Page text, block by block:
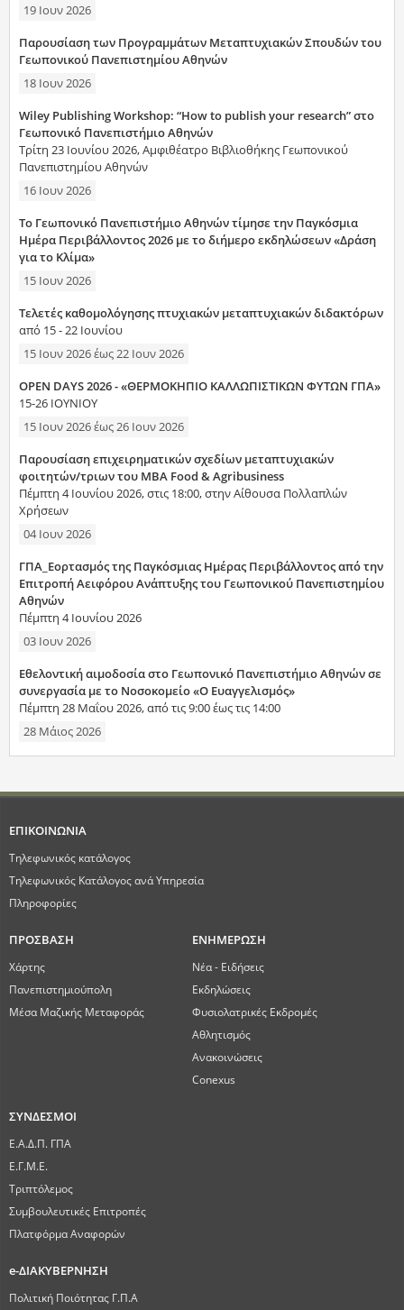
19 Ιουν 2026
Παρουσίαση των Προγραμμάτων Μεταπτυχιακών Σπουδών του
Γεωπονικού Πανεπιστημίου Αθηνών
18 Ιουν 2026
Wiley Publishing Workshop: “How to publish your research” στο
Γεωπονικό Πανεπιστήμιο Αθηνών
Τρίτη 23 Ιουνίου 2026, Αμφιθέατρο Βιβλιοθήκης Γεωπονικού
Πανεπιστημίου Αθηνών
16 Ιουν 2026
Το Γεωπονικό Πανεπιστήμιο Αθηνών τίμησε την Παγκόσμια
Ημέρα Περιβάλλοντος 2026 με το διήμερο εκδηλώσεων «Δράση
για το Κλίμα»
15 Ιουν 2026
Τελετές καθομολόγησης πτυχιακών μεταπτυχιακών διδακτόρων
από 15 - 22 Ιουνίου
15 Ιουν 2026έως22 Ιουν 2026
OPEN DAYS 2026 - «ΘΕΡΜΟΚΗΠΙΟ ΚΑΛΛΩΠΙΣΤΙΚΩΝ ΦΥΤΩΝ ΓΠΑ»
15-26 ΙΟΥΝΙΟΥ
15 Ιουν 2026έως26 Ιουν 2026
Παρουσίαση επιχειρηματικών σχεδίων μεταπτυχιακών
φοιτητών/τριων του MBA Food & Agribusiness
Πέμπτη 4 Ιουνίου 2026, στις 18:00, στην Αίθουσα Πολλαπλών
Χρήσεων
04 Ιουν 2026
ΓΠΑ_Εορτασμός της Παγκόσμιας Ημέρας Περιβάλλοντος από την
Επιτροπή Αειφόρου Ανάπτυξης του Γεωπονικού Πανεπιστημίου
Αθηνών
Πέμπτη 4 Ιουνίου 2026
03 Ιουν 2026
Εθελοντική αιμοδοσία στο Γεωπονικό Πανεπιστήμιο Αθηνών σε
συνεργασία με το Νοσοκομείο «Ο Ευαγγελισμός»
Πέμπτη 28 Μαΐου 2026, από τις 9:00 έως τις 14:00
28 Μάιος 2026
ΕΠΙΚΟΙΝΩΝΙΑ
Τηλεφωνικός κατάλογος
Τηλεφωνικός Κατάλογος ανά Υπηρεσία
Πληροφορίες
ΠΡΟΣΒΑΣΗ
Χάρτης
Πανεπιστημιούπολη
Μέσα Μαζικής Μεταφοράς
ΕΝΗΜΕΡΩΣΗ
Νέα - Ειδήσεις
Εκδηλώσεις
Φυσιολατρικές Εκδρομές
Αθλητισμός
Ανακοινώσεις
Conexus
ΣΥΝΔΕΣΜΟΙ
Ε.Α.Δ.Π. ΓΠΑ
Ε.Γ.Μ.Ε.
Τριπτόλεμος
Συμβουλευτικές Επιτροπές
Πλατφόρμα Αναφορών
e-ΔΙΑΚΥΒΕΡΝΗΣΗ
Πολιτική Ποιότητας Γ.Π.Α